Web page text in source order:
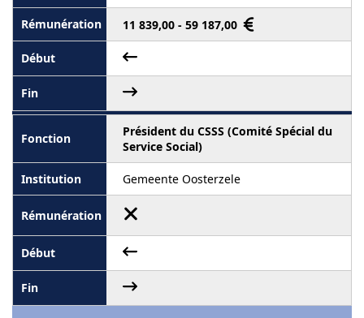
11 839,00 - 59 187,00
Président du CSSS (Comité Spécial du
Service Social)
Gemeente Oosterzele